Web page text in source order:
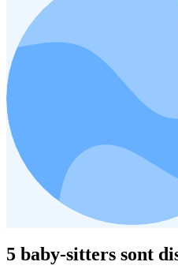
5 baby-sitters sont